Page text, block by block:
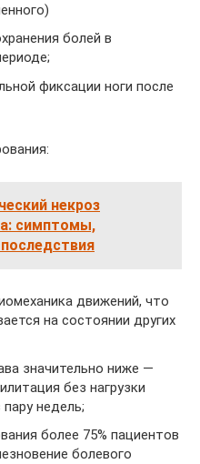
болей в
фиксации ноги после
некроз
симптомы,
движений, что
на состоянии других
значительно ниже —
без нагрузки
недель;
более 75% пациентов
болевого